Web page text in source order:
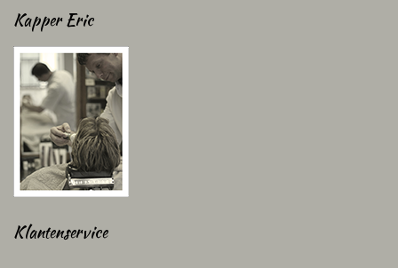
Kapper Eric
Klantenservice